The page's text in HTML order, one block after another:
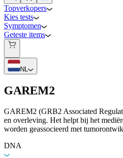
Topverkopers
Kies tests
Symptomen
Geteste items
NL
GAREM2
GAREM2 (GRB2 Associated
en overleving. Het helpt bij het
worden geassocieerd met
DNA